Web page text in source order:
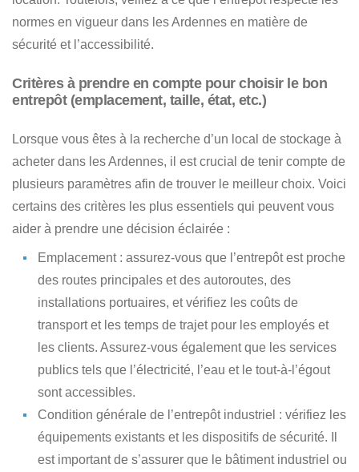
normes en vigueur dans les Ardennes en matière de
sécurité et l’accessibilité.
Critères à prendre en compte pour choisir le bon
entrepôt (emplacement, taille, état, etc.)
Lorsque vous êtes à la recherche d’un local de stockage à
acheter dans les Ardennes, il est crucial de tenir compte de
plusieurs paramètres afin de trouver le meilleur choix. Voici
certains des critères les plus essentiels qui peuvent vous
aider à prendre une décision éclairée :
Emplacement : assurez-vous que l’entrepôt est proche
des routes principales et des autoroutes, des
installations portuaires, et vérifiez les coûts de
transport et les temps de trajet pour les employés et
les clients. Assurez-vous également que les services
publics tels que l’électricité, l’eau et le tout-à-l’égout
sont accessibles.
Condition générale de l’entrepôt industriel : vérifiez les
équipements existants et les dispositifs de sécurité. Il
est important de s’assurer que le bâtiment industriel ou